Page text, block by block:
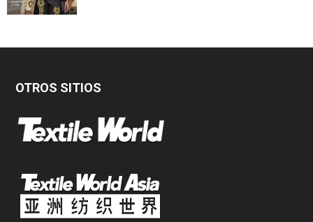
OTROS SITIOS